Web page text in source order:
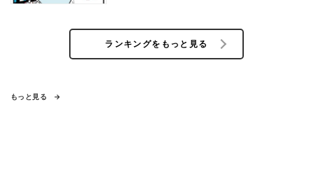
ランキングをもっと見る
もっと見る